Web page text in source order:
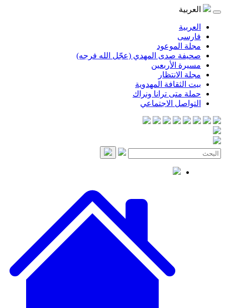
العربية
العربية
فارسی
مجلة الموعود
صحيفة صدى المهدي (عجّل الله فرجه)
مسيرة الأربعين
مجلة الانتظار
بيت الثقافة المهدوية
حملة متى ترانا ونراك
التواصل الاجتماعي